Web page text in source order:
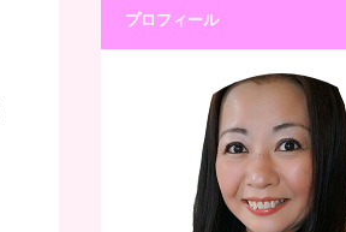
プロフィール